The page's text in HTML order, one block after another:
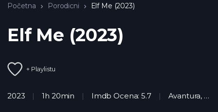
Početna Porodicni Elf Me (2023)
Elf Me (2023)
+ Playlistu
2023 1h 20min Imdb Ocena: 5.7 Avantura,